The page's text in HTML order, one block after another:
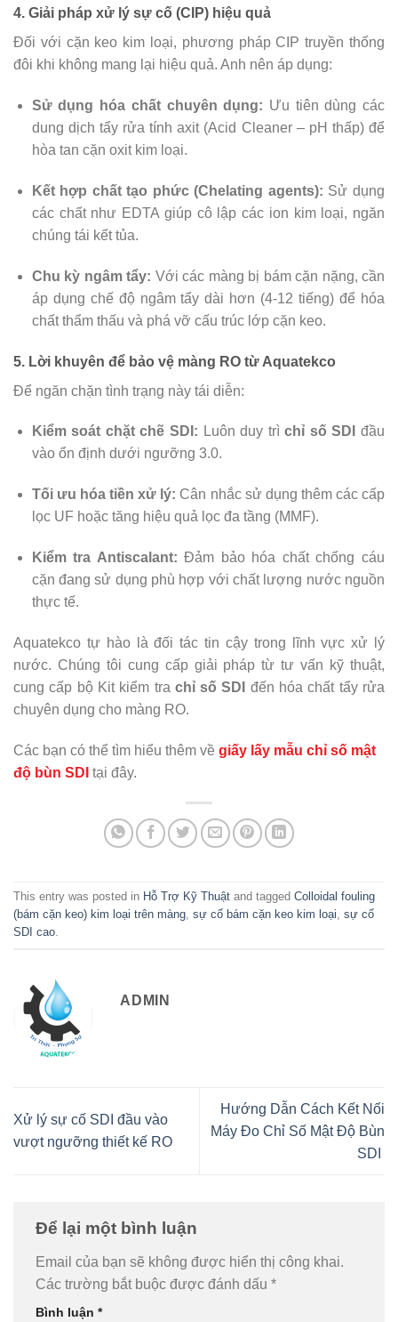
4. Giải pháp xử lý sự cố (CIP) hiệu quả
Đối với cặn keo kim loại, phương pháp CIP truyền thống
đôi khi không mang lại hiệu quả. Anh nên áp dụng:
Sử dụng hóa chất chuyên dụng: Ưu tiên dùng các
dung dịch tẩy rửa tính axit (Acid Cleaner – pH thấp) để
hòa tan cặn oxit kim loại.
Kết hợp chất tạo phức (Chelating agents): Sử dụng
các chất như EDTA giúp cô lập các ion kim loại, ngăn
chúng tái kết tủa.
Chu kỳ ngâm tẩy: Với các màng bị bám cặn nặng, cần
áp dụng chế độ ngâm tẩy dài hơn (4-12 tiếng) để hóa
chất thẩm thấu và phá vỡ cấu trúc lớp cặn keo.
5. Lời khuyên để bảo vệ màng RO từ Aquatekco
Để ngăn chặn tình trạng này tái diễn:
Kiểm soát chặt chẽ SDI: Luôn duy trìchỉ số SDI
đầu
vào ổn định dưới ngưỡng 3.0.
Tối ưu hóa tiền xử lý: Cân nhắc sử dụng thêm các cấp
lọc UF hoặc tăng hiệu quả lọc đa tầng (MMF).
Kiểm tra Antiscalant: Đảm bảo hóa chất chống cáu
cặn đang sử dụng phù hợp với chất lượng nước nguồn
thực tế.
Aquatekco tự hào là đối tác tin cậy trong lĩnh vực xử lý
nước. Chúng tôi cung cấp giải pháp từ tư vấn kỹ thuật,
cung cấp bộ Kit kiểm tra chỉ số SDI
đến hóa chất tẩy rửa
chuyên dụng cho màng RO.
Các bạn có thể tìm hiểu thêm về giấy lấy mẫu chỉ số mật
độ bùn SDI tại đây.
This entry was posted in Hỗ Trợ Kỹ Thuật and tagged Colloidal fouling
(bám cặn keo) kim loại trên màng sự cố bám cặn keo kim loại sự cố
SDI cao
ADMIN
Xử lý sự cố SDI đầu vào
vượt ngưỡng thiết kế RO
Hướng Dẫn Cách Kết Nối
Máy Đo Chỉ Số Mật Độ Bùn
SDI
Để lại một bình luận
Email của bạn sẽ không được hiển thị công khai.
Các trường bắt buộc được đánh dấu *
Bình luận *